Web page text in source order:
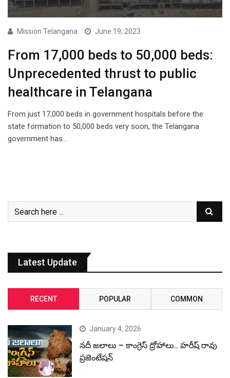
Mission Telangana June 19, 2023
From 17,000 beds to 50,000 beds:
Unprecedented thrust to public
healthcare in Telangana
From just 17,000 beds in government hospitals before the
state formation to 50,000 beds very soon, the Telangana
government has…
Latest Update
RECENT POPULAR COMMON
January 4, 2026
నదీ జలాలు – కాంగ్రెస్ ద్రోహాలు.. హరీష్ రావు
ప్రజెంటేషన్